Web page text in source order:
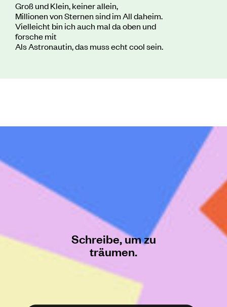
Groß und Klein, keiner allein,
Millionen von Sternen sind im All daheim.
Vielleicht bin ich auch mal da oben und
forsche mit
Als Astronautin, das muss echt cool sein.
Schreibe, um zu
träumen.